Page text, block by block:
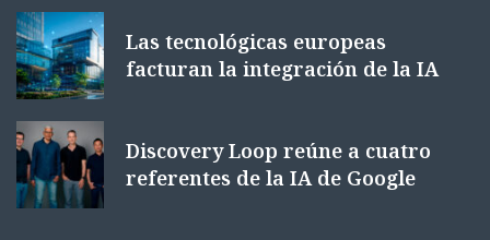
Las tecnológicas europeas
facturan la integración de la IA
Discovery Loop reúne a cuatro
referentes de la IA de Google